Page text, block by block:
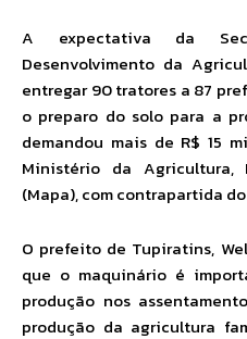
A expectativa da
Desenvolvimento da
entregar 90 tratores a 87
o preparo do solo para a
demandou mais de R$ 15
Ministério da Agricultura,
(Mapa), com contrapartida
O prefeito de Tupiratins,
que o maquinário é
produção nos
produção da agricultura